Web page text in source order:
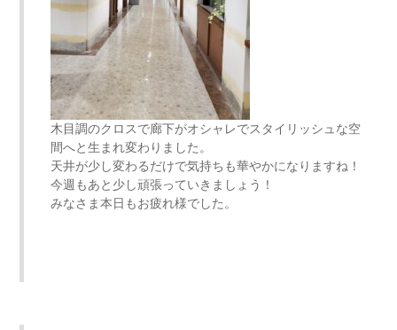
木目調のクロスで廊下がオシャレでスタイリッシュな空
間へと生まれ変わりました。
天井が少し変わるだけで気持ちも華やかになりますね！
今週もあと少し頑張っていきましょう！
みなさま本日もお疲れ様でした。